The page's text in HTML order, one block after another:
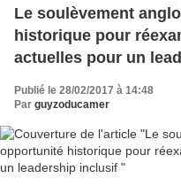
Le soulèvement
historique pour
actuelles pour un
Publié le 28/02/2017 à 14:48
Par guyzoducamer